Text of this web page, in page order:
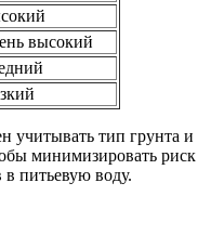
высокий
учитывать тип грунта и
минимизировать риск
питьевую воду.